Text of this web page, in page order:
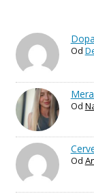
Od
Od
Od